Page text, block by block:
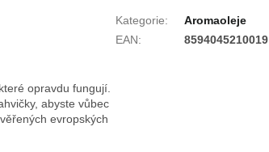
opravdu fungují.
abyste vůbec
evropských
Kategorie:
Aromaoleje
EAN: 8594045210019